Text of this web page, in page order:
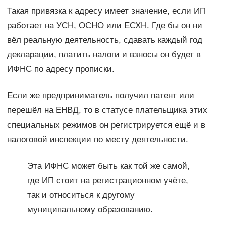
Такая привязка к адресу имеет значение, если ИП
работает на УСН, ОСНО или ЕСХН. Где бы он ни
вёл реальную деятельность, сдавать каждый год
декларации, платить налоги и взносы он будет в
ИФНС по адресу прописки.
Если же предприниматель получил патент или
перешёл на ЕНВД, то в статусе плательщика этих
специальных режимов он регистрируется ещё и в
налоговой инспекции по месту деятельности.
Эта ИФНС может быть как той же самой,
где ИП стоит на регистрационном учёте,
так и относиться к другому
муниципальному образованию.